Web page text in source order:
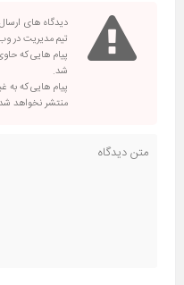
دیدگاه های
تیم مدیریت در
پیام هایی که
شد.
پیام هایی که به
منتشر نخواهد